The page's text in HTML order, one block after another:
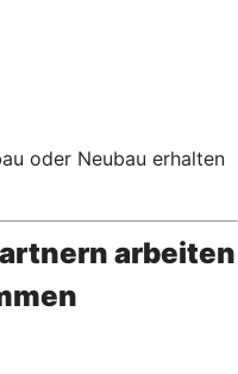
oder Neubau erhalten
arbeiten